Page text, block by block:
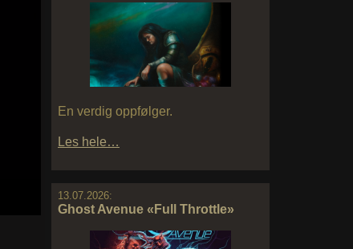
En verdig oppfølger.
Les hele…
13.07.2026:
Ghost Avenue «Full Throttle»